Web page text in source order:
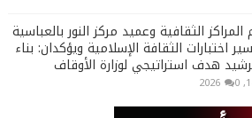
الثقافية وعميد مركز النور بالعباسية
اختبارات الثقافة الإسلامية ويؤكدان: بناء
هدف استراتيجي لوزارة الأوقاف
0